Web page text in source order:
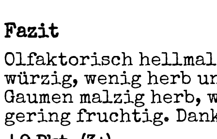
Fazit
Olfaktorisch
würzig, wenig herb
Gaumen malzig
gering fruchtig.